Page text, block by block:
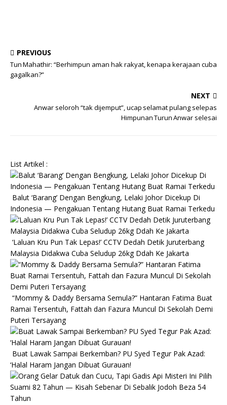
PREVIOUS
Tun Mahathir: “Berhimpun aman hak rakyat, kenapa kerajaan cuba
gagalkan?”
NEXT
Anwar seloroh “tak dijemput”, ucap selamat pulang selepas
Himpunan Turun Anwar selesai
List Artikel :
Balut ‘Barang’ Dengan Bengkung, Lelaki Johor Dicekup Di
Indonesia — Pengakuan Tentang Hutang Buat Ramai Terkedu
‘Laluan Kru Pun Tak Lepas!’ CCTV Dedah Detik Juruterbang
Malaysia Didakwa Cuba Seludup 26kg Ddah Ke Jakarta
“Mommy & Daddy Bersama Semula?” Hantaran Fatima Buat
Ramai Tersentuh, Fattah dan Fazura Muncul Di Sekolah Demi
Puteri Tersayang
Buat Lawak Sampai Berkemban? PU Syed Tegur Pak Azad:
‘Halal Haram Jangan Dibuat Gurauan!